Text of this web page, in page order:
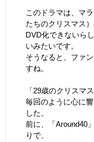
このドラマは、マ
たちのクリスマス
DVD化できないら
いみたいです。
そうなると、ファ
すね。
「29歳のクリスマ
毎回のように心に
した。
前に、「Around40
りで、